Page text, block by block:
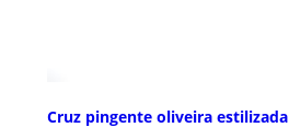
Cruz pingente oliveira estilizada